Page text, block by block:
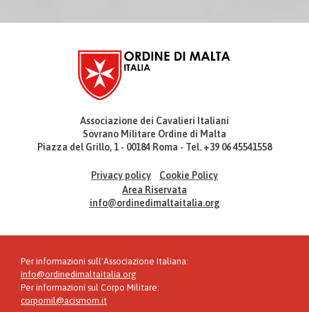
Associazione dei Cavalieri Italiani
Sovrano Militare Ordine di Malta
Piazza del Grillo, 1 - 00184 Roma - Tel. +39 06 45541558
Privacy policy
Cookie Policy
Area Riservata
info@ordinedimaltaitalia.org
Per informazioni sull'Associazione Italiana:
info@ordinedimaltaitalia.org
Per informazioni sul Corpo Militare:
corpomil@acismom.it